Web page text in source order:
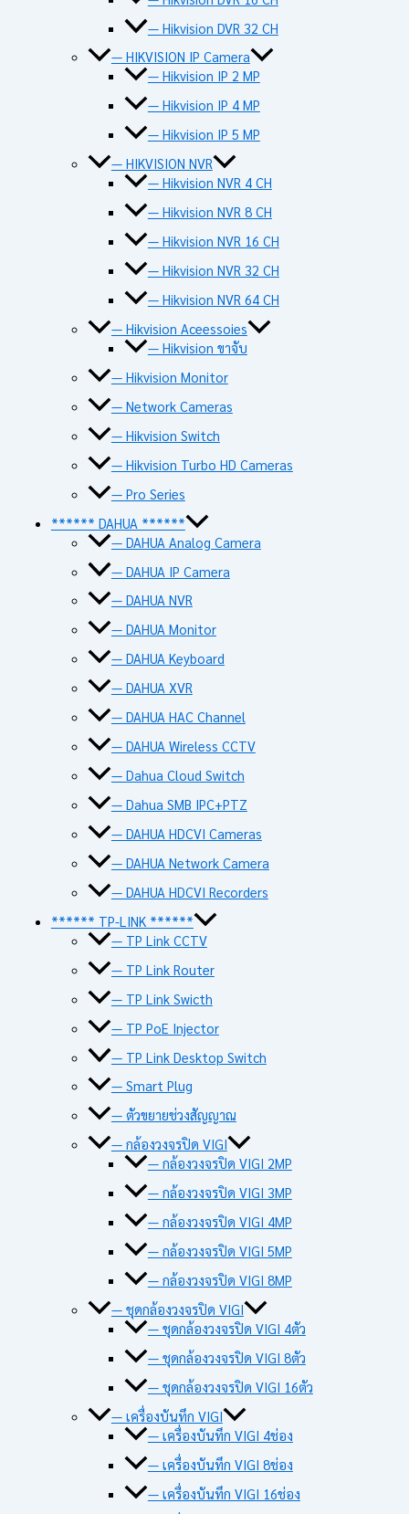
— Hikvision DVR 32 CH
— HIKVISION IP Camera
— Hikvision IP 2 MP
— Hikvision IP 4 MP
— Hikvision IP 5 MP
— HIKVISION NVR
— Hikvision NVR 4 CH
— Hikvision NVR 8 CH
— Hikvision NVR 16 CH
— Hikvision NVR 32 CH
— Hikvision NVR 64 CH
— Hikvision Aceessoies
— Hikvision ขาจับ
— Hikvision Monitor
— Network Cameras
— Hikvision Switch
— Hikvision Turbo HD Cameras
— Pro Series
****** DAHUA ******
— DAHUA Analog Camera
— DAHUA IP Camera
— DAHUA NVR
— DAHUA Monitor
— DAHUA Keyboard
— DAHUA XVR
— DAHUA HAC Channel
— DAHUA Wireless CCTV
— Dahua Cloud Switch
— Dahua SMB IPC+PTZ
— DAHUA HDCVI Cameras
— DAHUA Network Camera
— DAHUA HDCVI Recorders
****** TP-LINK ******
— TP Link CCTV
— TP Link Router
— TP Link Swicth
— TP PoE Injector
— TP Link Desktop Switch
— Smart Plug
— ตัวขยายช่วงสัญญาณ
— กล้องวงจรปิด VIGI
— กล้องวงจรปิด VIGI 2MP
— กล้องวงจรปิด VIGI 3MP
— กล้องวงจรปิด VIGI 4MP
— กล้องวงจรปิด VIGI 5MP
— กล้องวงจรปิด VIGI 8MP
— ชุดกล้องวงจรปิด VIGI
— ชุดกล้องวงจรปิด VIGI 4ตัว
— ชุดกล้องวงจรปิด VIGI 8ตัว
— ชุดกล้องวงจรปิด VIGI 16ตัว
— เครื่องบันทึก VIGI
— เครื่องบันทึก VIGI 4ช่อง
— เครื่องบันทึก VIGI 8ช่อง
— เครื่องบันทึก VIGI 16ช่อง